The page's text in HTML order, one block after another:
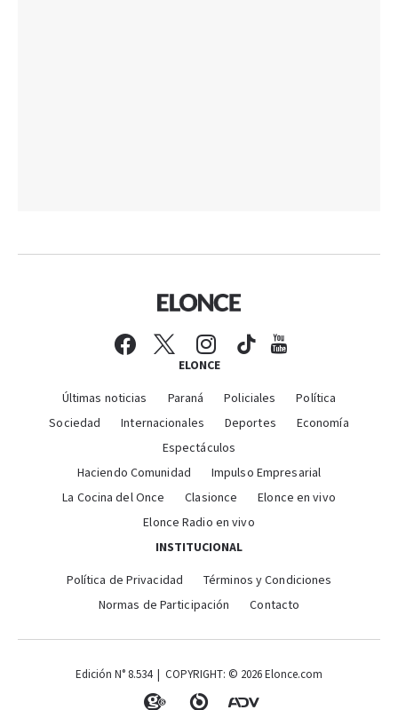
ELONCE
Últimas noticias Paraná Policiales
Política
Sociedad
Internacionales Deportes
Economía
Espectáculos
Haciendo Comunidad
Impulso Empresarial
La Cocina del Once
Clasionce
Elonce en vivo
Elonce Radio en vivo
INSTITUCIONAL
Política de Privacidad
Términos y Condiciones
Normas de Participación
Contacto
Edición N° 8.534 | COPYRIGHT: © 2026 Elonce.com